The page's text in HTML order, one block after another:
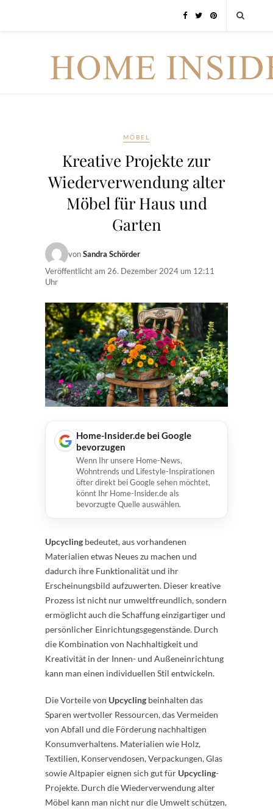
MÖBEL
Kreative Projekte zur
Wiederverwendung alter
Möbel für Haus und
Garten
vonSandra Schörder
Veröffentlicht am 26. Dezember 2024 um 12:11
Uhr
Home-Insider.de bei Google
bevorzugen
Wenn Ihr unsere Home-News,
Wohntrends und Lifestyle-Inspirationen
öfter direkt bei Google sehen möchtet,
könnt Ihr Home-Insider.de als
bevorzugte Quelle auswählen.
Upcycling bedeutet, aus vorhandenen
Materialien etwas Neues zu machen und
dadurch ihre Funktionalität und ihr
Erscheinungsbild aufzuwerten. Dieser kreative
Prozess ist nicht nur umweltfreundlich, sondern
ermöglicht auch die Schaffung einzigartiger und
persönlicher Einrichtungsgegenstände. Durch
die Kombination von Nachhaltigkeit und
Kreativität in der Innen- und Außeneinrichtung
kann man einen individuellen Stil entwickeln.
Die Vorteile von Upcycling beinhalten das
Sparen wertvoller Ressourcen, das Vermeiden
von Abfall und die Förderung nachhaltigen
Konsumverhaltens. Materialien wie Holz,
Textilien, Konservendosen, Verpackungen, Glas
sowie Altpapier eignen sich gut für Upcycling-
Projekte. Durch die Wiederverwendung alter
Möbel kann man nicht nur die Umwelt schützen,